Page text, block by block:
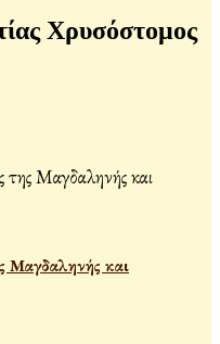
Χρυσόστομος
Μαγδαληνής και